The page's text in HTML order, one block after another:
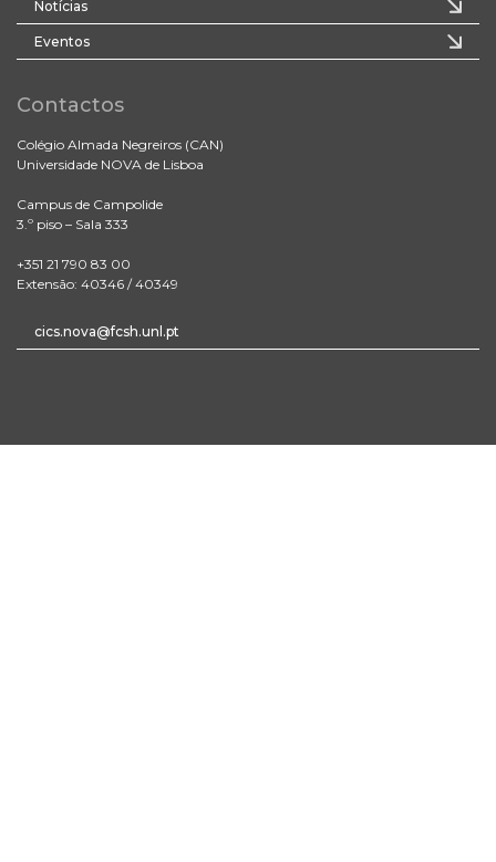
Notícias
Eventos
Contactos
Colégio Almada Negreiros (CAN)
Universidade NOVA de Lisboa
Campus de Campolide
3.º piso – Sala 333
+351 21 790 83 00
Extensão: 40346 / 40349
cics.nova@fcsh.unl.pt